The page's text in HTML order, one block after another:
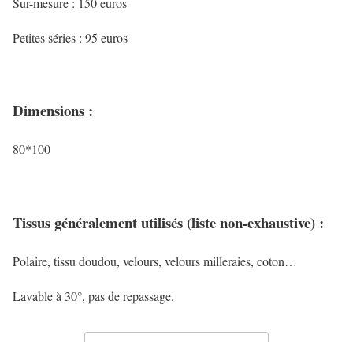
Petites séries : 95 euros
Dimensions :
80*100
Tissus généralement utilisés (liste non-exhaustive) :
Polaire, tissu doudou, velours, velours milleraies, coton…
Lavable à 30°, pas de repassage.